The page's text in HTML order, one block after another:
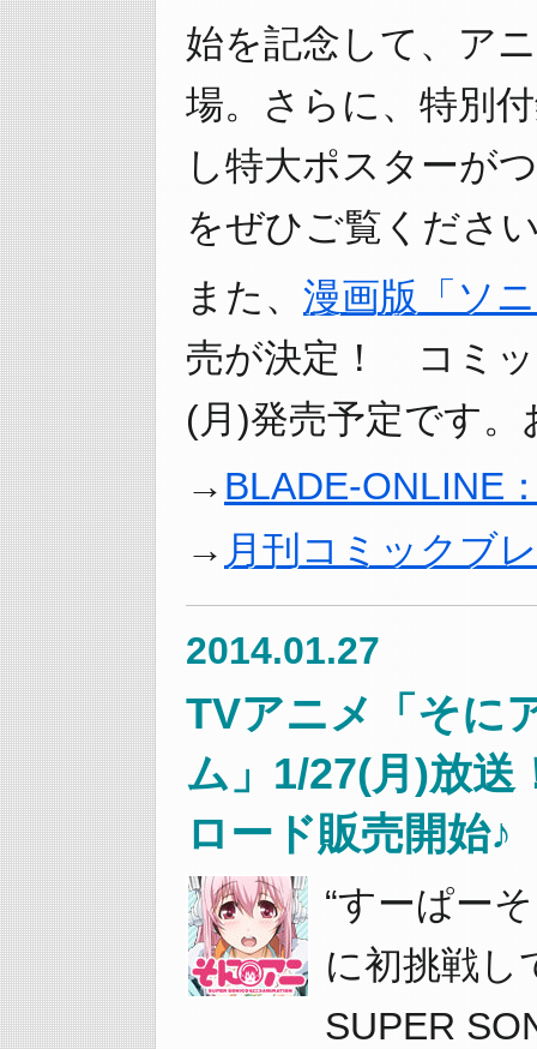
始を記念して、ア
場。さらに、特別
し特大ポスターが
をぜひご覧くださ
また、 漫画版「ソ
売が決定！ コミッ
(月)発売予定です。
BLADE-ONLINE
月刊コミックブ
2014.01.27
TVアニメ「そに
ム」1/27(月)放
ロード販売開始♪
“すーぱー
に初挑戦し
SUPER